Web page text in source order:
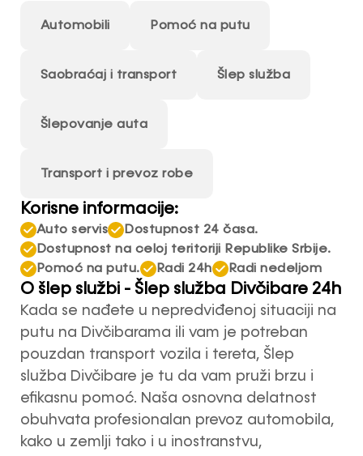
Automobili Pomoć na putu
Saobraćaj i transport Šlep služba
Šlepovanje auta
Transport i prevoz robe
Korisne informacije:
Auto servis
Dostupnost 24 časa.
Dostupnost na celoj teritoriji Republike Srbije.
Pomoć na putu.
Radi 24h Radi nedeljom
O šlep službi - Šlep služba Divčibare 24h
Kada se nađete u nepredviđenoj situaciji na
putu na Divčibarama ili vam je potreban
pouzdan transport vozila i tereta, Šlep
služba Divčibare je tu da vam pruži brzu i
efikasnu pomoć. Naša osnovna delatnost
obuhvata profesionalan prevoz automobila,
kako u zemlji tako i u inostranstvu,